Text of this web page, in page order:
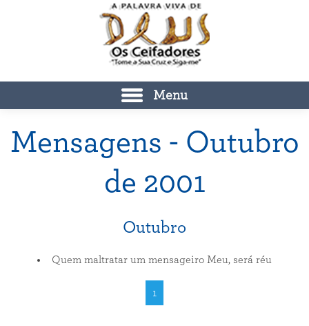
Menu
Mensagens - Outubro
de 2001
Outubro
Quem maltratar um mensageiro Meu, será réu
1